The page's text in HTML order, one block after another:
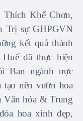
Thích Khế Chơn,
Trị sự GHPGVN
kết quả thành
đã thực hiện
Ban ngành trực
nên vườn hoa
Văn hóa & Trung
hoa xinh đẹp,